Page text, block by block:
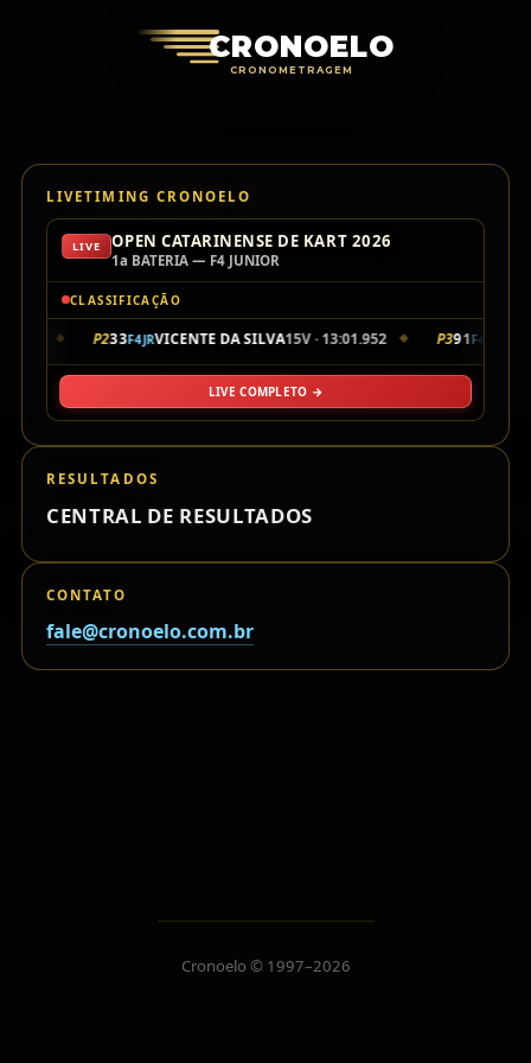
CRONOELO
CRONOMETRAGEM
LIVETIMING CRONOELO
LIVE OPEN CATARINENSE DE KART 2026
1a BATERIA — F4 JUNIOR
CLASSIFICAÇÃO
◆ P233F4JRVICENTE DA SILVA15V · 13:01.952 ◆ P391F4JR
LIVE COMPLETO →
RESULTADOS
CENTRAL DE RESULTADOS
CONTATO
fale@cronoelo.com.br
Cronoelo © 1997–2026